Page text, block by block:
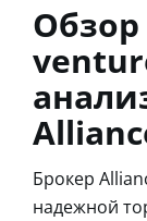
Обзор
Брокер
надежной